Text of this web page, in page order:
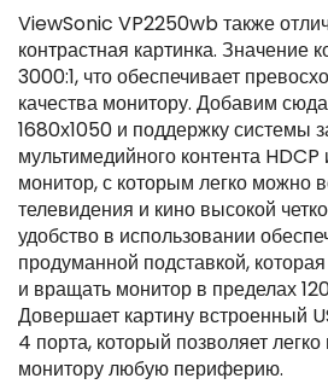
ViewSonic VP2250wb также
контрастная картинка. Значение
3000:1, что обеспечивает
качества монитору. Добавим
1680х1050 и поддержку системы
мультимедийного контента
монитор, с которым легко можно
телевидения и кино высокой
удобство в использовании
продуманной подставкой,
и вращать монитор в пределах
Довершает картину встроенный
4 порта, который позволяет
монитору любую периферию.